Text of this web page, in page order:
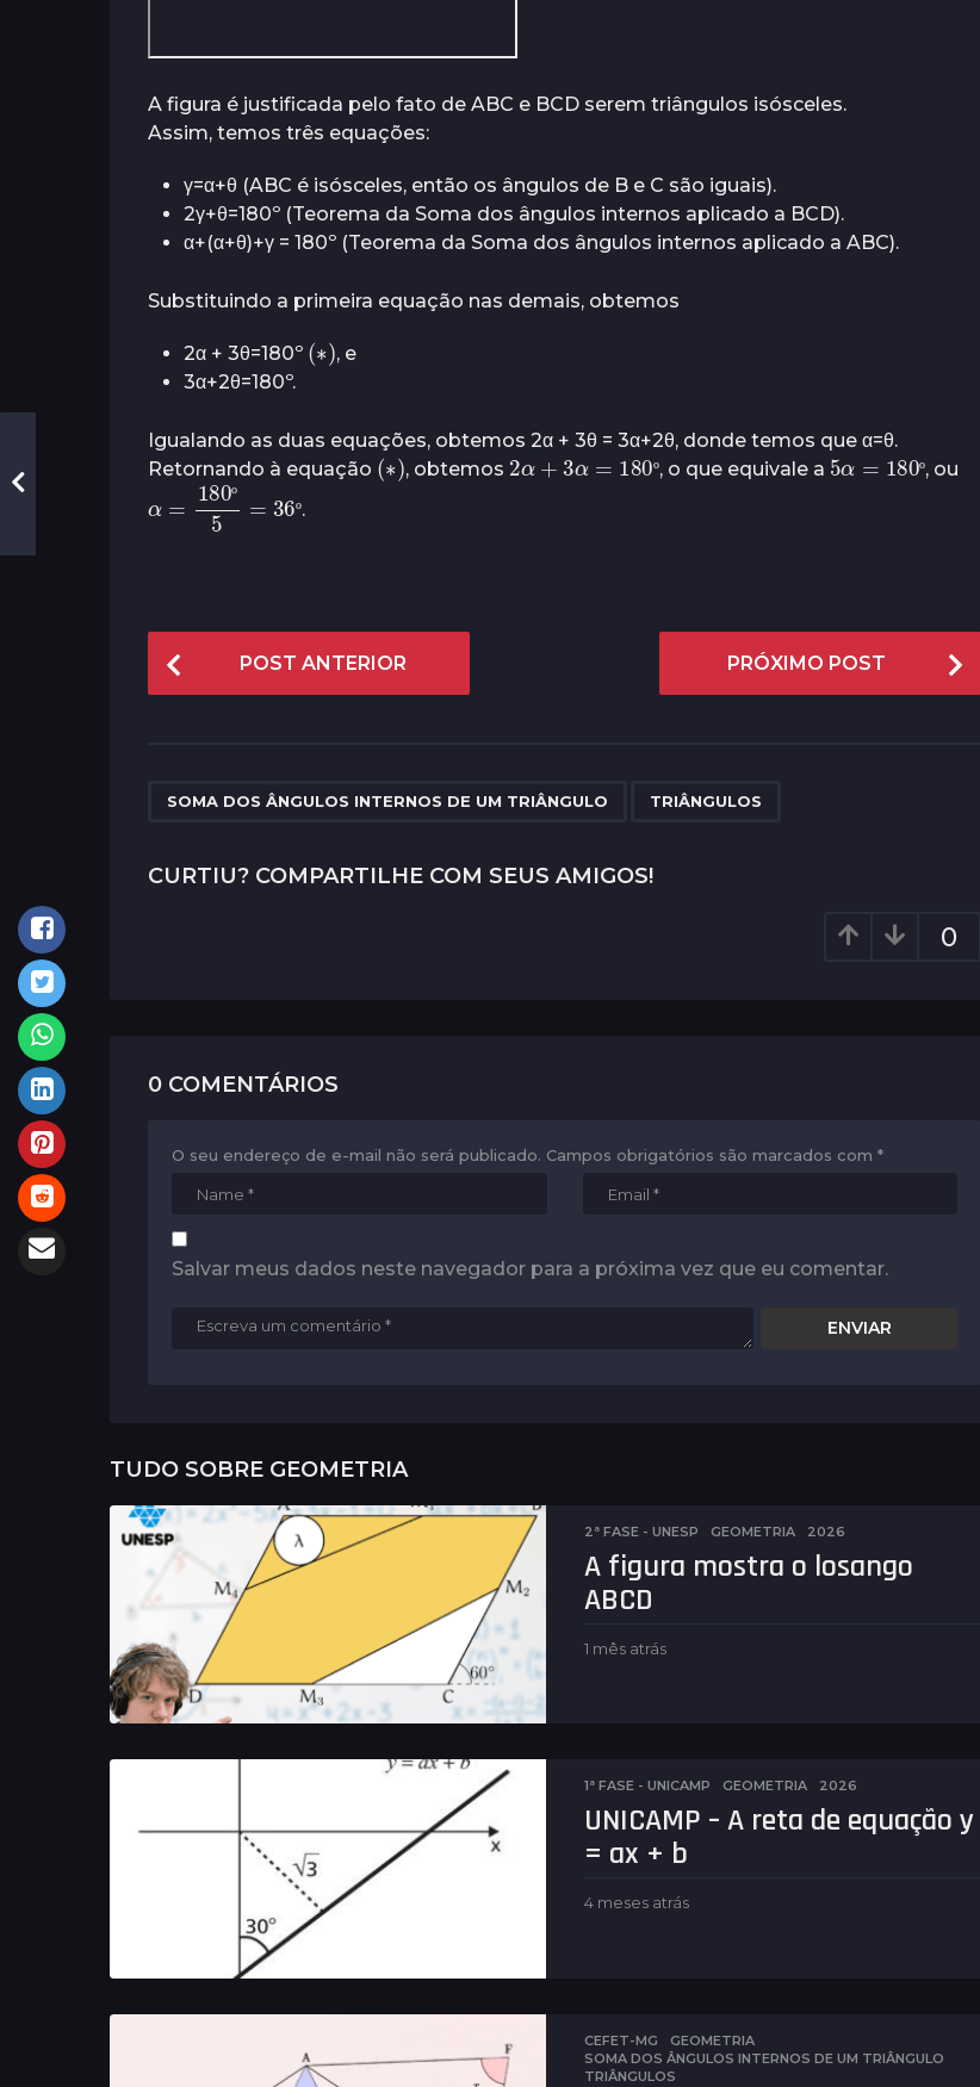
A figura é justificada pelo fato de ABC e BCD serem triângulos isósceles.
Assim, temos três equações:
γ=α+θ (ABC é isósceles, então os ângulos de B e C são iguais).
2γ+θ=180º (Teorema da Soma dos ângulos internos aplicado a BCD).
α+(α+θ)+γ = 180º (Teorema da Soma dos ângulos internos aplicado a ABC).
Substituindo a primeira equação nas demais, obtemos
2α + 3θ=180º
( ∗
, e
3α+2θ=180º.
Igualando as duas equações, obtemos 2α + 3θ = 3α+2θ, donde temos que α=θ.
Retornando à equação
(∗
)
, obtemos
2α+ 3α= 180º
, o que equivale a
5α =180º
, ou
180º5 36º
.
P
o
P
g
i
POST ANTERIOR PRÓXIMO POST
SOMA DOS ÂNGULOS INTERNOS DE UM TRIÂNGULO TRIÂNGULOS
CURTIU? COMPARTILHE COM SEUS AMIGOS!
0
0 COMENTÁRIOS
O seu endereço de e-mail não será publicado. Campos obrigatórios são marcados com *
Salvar meus dados neste navegador para a próxima vez que eu comentar.
TUDO SOBRE GEOMETRIA
2ª FASE - UNESP ,GEOMETRIA 2026
A figura mostra o losango
ABCD
1 mês atrás
t
r
á
1ª FASE - UNICAMP ,GEOMETRIA 2026
UNICAMP – A reta de equação y
= ax + b
4 meses atrás
a
t
CEFET-MG ,GEOMETRIA
SOMA DOS ÂNGULOS INTERNOS DE UM TRIÂNGULO
TRIÂNGULOS